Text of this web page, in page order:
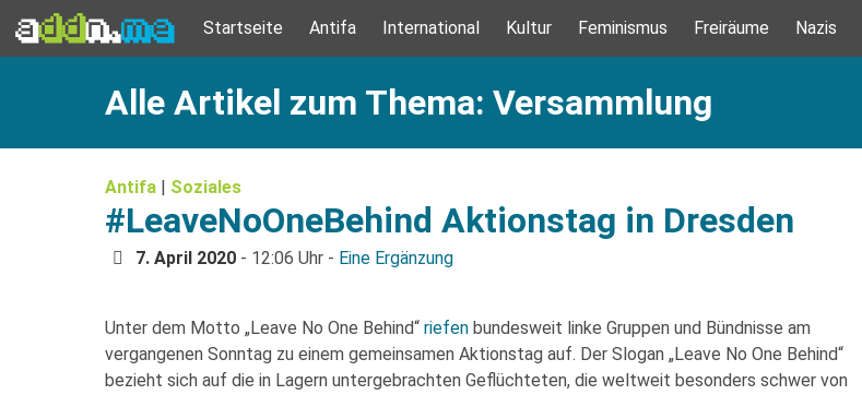
Startseite Antifa International Kultur Feminismus Freiräume Nazis
Alle Artikel zum Thema: Versammlung
Antifa | Soziales
#LeaveNoOneBehind Aktionstag in Dresden
7. April 2020 - 12:06 Uhr - Eine Ergänzung
Unter dem Motto „Leave No One Behind“ riefen bundesweit linke Gruppen und Bündnisse am
vergangenen Sonntag zu einem gemeinsamen Aktionstag auf. Der Slogan „Leave No One Behind“
bezieht sich auf die in Lagern untergebrachten Geflüchteten, die weltweit besonders schwer von